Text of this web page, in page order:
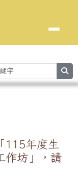
115年度生
作坊」，請